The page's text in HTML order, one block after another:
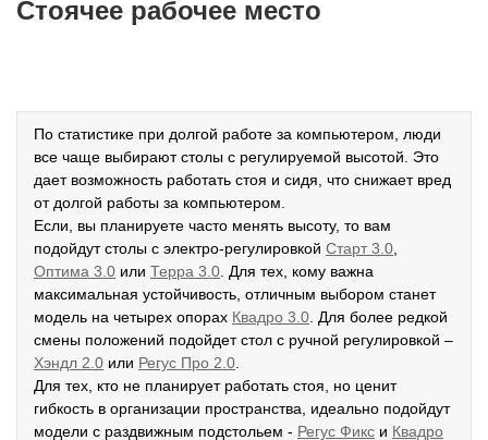
Стоячее рабочее место
По статистике при долгой работе за компьютером, люди
все чаще выбирают столы с регулируемой высотой. Это
дает возможность работать стоя и сидя, что снижает вред
от долгой работы за компьютером.
Если, вы планируете часто менять высоту, то вам
подойдут столы с электро-регулировкой Старт 3.0
Оптима 3.0 или Терра 3.0 . Для тех, кому важна
максимальная устойчивость, отличным выбором станет
модель на четырех опорах Квадро 3.0 . Для более редкой
смены положений подойдет стол с ручной регулировкой –
Хэндл 2.0 или Регус Про 2.0
Для тех, кто не планирует работать стоя, но ценит
гибкость в организации пространства, идеально подойдут
модели с раздвижным подстольем - Регус Фикс и Квадро